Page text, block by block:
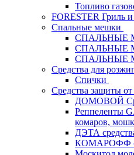
Топливо
FORESTER Гриль
Спальные мешки
СПАЛЬНЫЕ
СПАЛЬНЫЕ
СПАЛЬНЫЕ
Средства для
Спички
Средства защиты
ДОМОВОЙ
Реппеленты
комаров,
ДЭТА
КОМАРОФФ